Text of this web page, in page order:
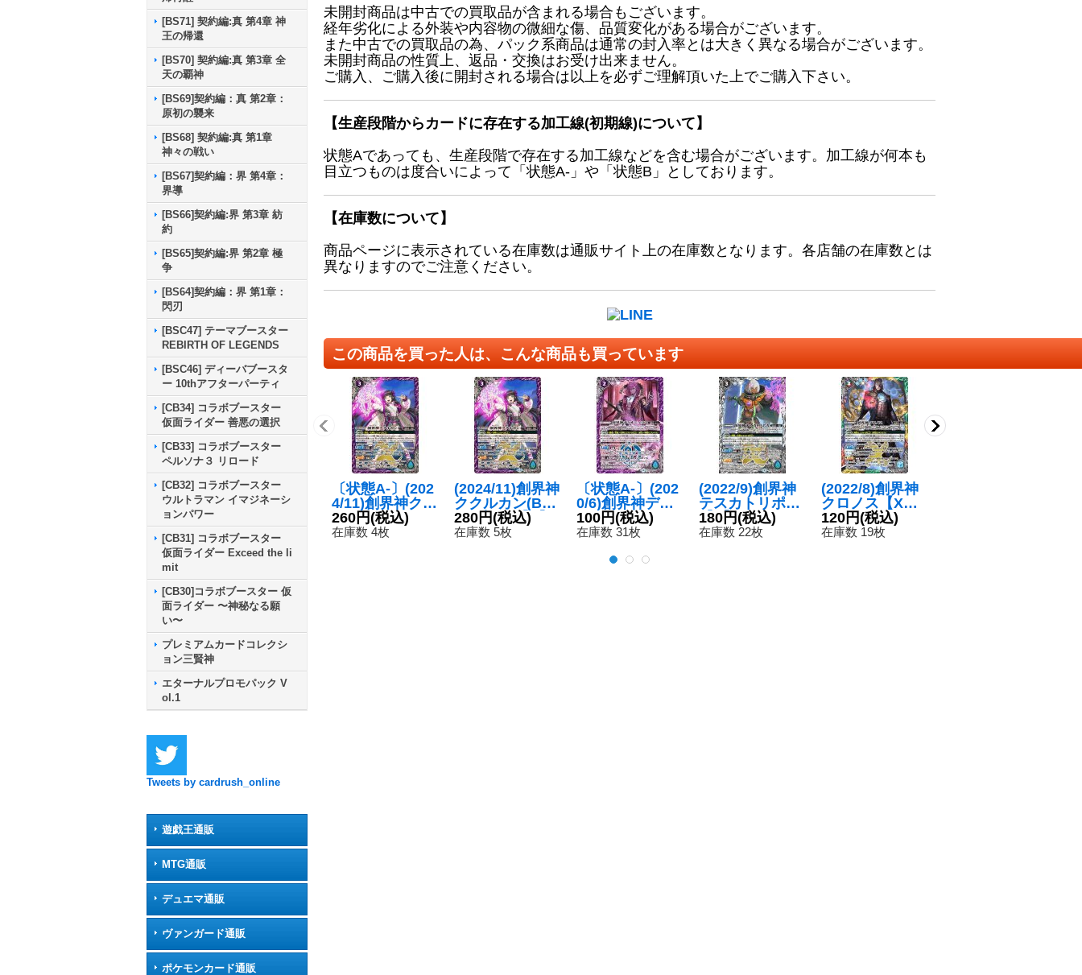
[BS71] 契約編:真 第4章 神
王の帰還
[BS70] 契約編:真 第3章 全
天の覇神
[BS69]契約編：真 第2章：
原初の襲来
[BS68] 契約編:真 第1章
神々の戦い
[BS67]契約編：界 第4章：
界導
[BS66]契約編:界 第3章 紡
約
[BS65]契約編:界 第2章 極
争
[BS64]契約編：界 第1章：
閃刃
[BSC47] テーマブースター
REBIRTH OF LEGENDS
[BSC46] ディーバブースタ
ー 10thアフターパーティ
[CB34] コラボブースター
仮面ライダー 善悪の選択
[CB33] コラボブースター
ペルソナ３ リロード
[CB32] コラボブースター
ウルトラマン イマジネーシ
ョンパワー
[CB31] コラボブースター
仮面ライダー Exceed the li
mit
[CB30]コラボブースター 仮
面ライダー 〜神秘なる願
い〜
プレミアムカードコレクシ
ョン三賢神
エターナルプロモパック V
ol.1
Tweets by cardrush_online
遊戯王通販
MTG通販
デュエマ通販
ヴァンガード通販
ポケモンカード通販
未開封商品は中古での買取品が含まれる場合もございます。
経年劣化による外装や内容物の微細な傷、品質変化がある場合がございます。
また中古での買取品の為、パック系商品は通常の封入率とは大きく異なる場合がございます。
未開封商品の性質上、返品・交換はお受け出来ません。
ご購入、ご購入後に開封される場合は以上を必ずご理解頂いた上でご購入下さい。
【生産段階からカードに存在する加工線(初期線)について】
状態Aであっても、生産段階で存在する加工線などを含む場合がございます。加工線が何本も
目立つものは度合いによって「状態A-」や「状態B」としております。
【在庫数について】
商品ページに表示されている在庫数は通販サイト上の在庫数となります。各店舗の在庫数とは
異なりますのでご注意ください。
この商品を買った人は、こんな商品も買っています
〔状態A-〕(202
4/11)創界神クク
ルカン(BSC44
収録)【X】{BS6
260円(税込)
在庫数 4枚
(2024/11)創界神
ククルカン(BS
C44収録)【X】
{BS62-X09}
280円(税込)
在庫数 5枚
〔状態A-〕(202
0/6)創界神ディ
オニュソス
【X】{BS51-X0
100円(税込)
在庫数 31枚
(2022/9)創界神
テスカトリポカ
【X】{BS61-X0
9}《白》
180円(税込)
在庫数 22枚
(2022/8)創界神
クロノス【X】
{BS59-X09}
《多》
120円(税込)
在庫数 19枚